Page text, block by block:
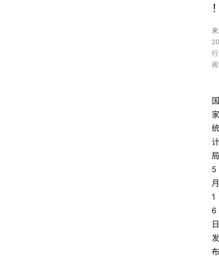
国
家
统
计
局
5
月
1
6
日
发
布